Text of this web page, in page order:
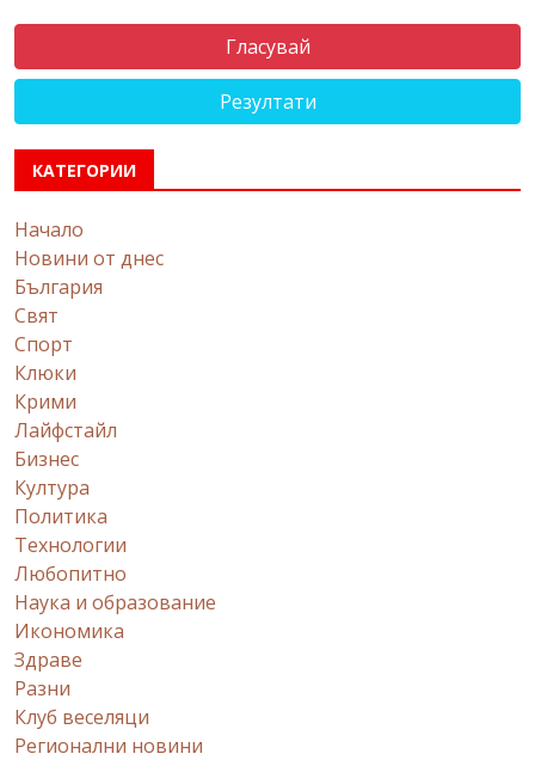
Резултати
КАТЕГОРИИ
Начало
Новини от днес
България
Свят
Спорт
Клюки
Крими
Лайфстайл
Бизнес
Култура
Политика
Технологии
Любопитно
Наука и образование
Икономика
Здраве
Разни
Клуб веселяци
Регионални новини